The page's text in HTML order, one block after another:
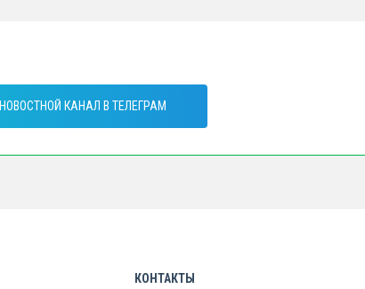
НОВОСТНОЙ КАНАЛ В ТЕЛЕГРАМ
КОНТАКТЫ